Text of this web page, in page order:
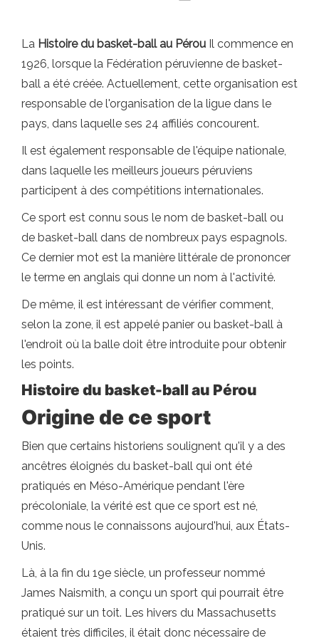
La Histoire du basket-ball au Pérou Il commence en
1926, lorsque la Fédération péruvienne de basket-
ball a été créée. Actuellement, cette organisation est
responsable de l'organisation de la ligue dans le
pays, dans laquelle ses 24 affiliés concourent.
Il est également responsable de l'équipe nationale,
dans laquelle les meilleurs joueurs péruviens
participent à des compétitions internationales.
Ce sport est connu sous le nom de basket-ball ou
de basket-ball dans de nombreux pays espagnols.
Ce dernier mot est la manière littérale de prononcer
le terme en anglais qui donne un nom à l'activité.
De même, il est intéressant de vérifier comment,
selon la zone, il est appelé panier ou basket-ball à
l'endroit où la balle doit être introduite pour obtenir
les points.
Histoire du basket-ball au Pérou
Origine de ce sport
Bien que certains historiens soulignent qu'il y a des
ancêtres éloignés du basket-ball qui ont été
pratiqués en Méso-Amérique pendant l'ère
précoloniale, la vérité est que ce sport est né,
comme nous le connaissons aujourd'hui, aux États-
Unis.
Là, à la fin du 19e siècle, un professeur nommé
James Naismith, a conçu un sport qui pourrait être
pratiqué sur un toit. Les hivers du Massachusetts
étaient très difficiles, il était donc nécessaire de